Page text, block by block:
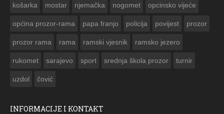
košarka mostar njemačka nogomet opcinsko vijeće
općina prozor-rama papa franjo policija povijest prozor
prozor rama rama ramski vjesnik ramsko jezero
rukomet sarajevo sport srednja škola prozor turnir
uzdol čović
INFORMACIJE I KONTAKT